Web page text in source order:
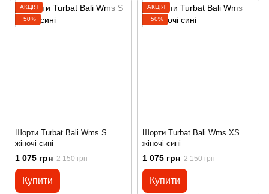
АКЦІЯ
−50%
Шорти Turbat Bali Wms S
жіночі сині
1 075 грн 2 150 грн
Купити
АКЦІЯ
−50%
Шорти Turbat Bali Wms XS
жіночі сині
1 075 грн 2 150 грн
Купити